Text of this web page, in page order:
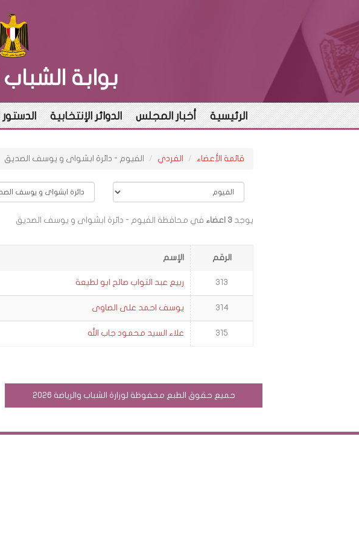
بوابة
الرئيسية أخبار المجلس الدوائر الإنتخابية
قائمة الأعضاء الفردي الفيوم - دائرة ابشواى و يوسف الصديق
يوجد 3 اعضاء في محافظة الفيوم - دائرة ابشواى و يوسف الصديق
الرقم الإسم
313 ربيع عبد التواب صالح ابو لطيعة
314 يوسف احمد على الصاوى
315 علاء السيد محمود جاب الله
جميع حقوق الطبع محفوظة لوزارة الشباب والرياضة 2026